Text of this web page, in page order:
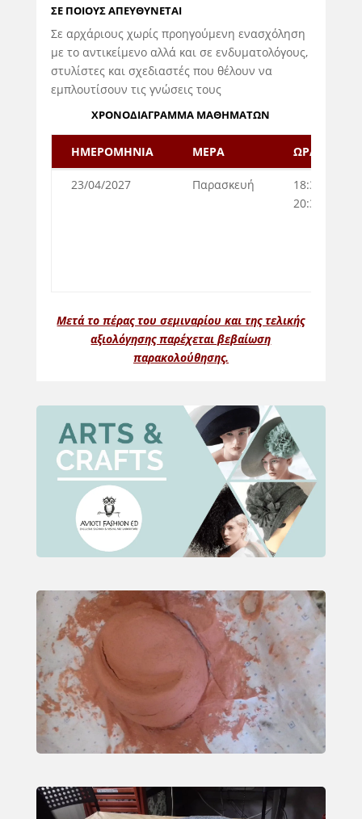
ΣΕ ΠΟΙΟΥΣ ΑΠΕΥΘΥΝΕΤΑΙ
Σε αρχάριους χωρίς προηγούμενη ενασχόληση
με το αντικείμενο αλλά και σε ενδυματολόγους,
στυλίστες και σχεδιαστές που θέλουν να
εμπλουτίσουν τις γνώσεις τους
ΧΡΟΝΟΔΙΑΓΡΑΜΜΑ ΜΑΘΗΜΑΤΩΝ
ΗΜΕΡΟΜΗΝΙΑ ΜΕΡΑ
ΩΡΑ
ΗΜΕΡΟΜΗΝΙΑ
ΜΕΡΑ ΩΡΑ
23/04/2027 Παρασκευή
18:30-
20:30
Μετά το πέρας του σεμιναρίου και της τελικής
αξιολόγησης παρέχεται βεβαίωση
παρακολούθησης.